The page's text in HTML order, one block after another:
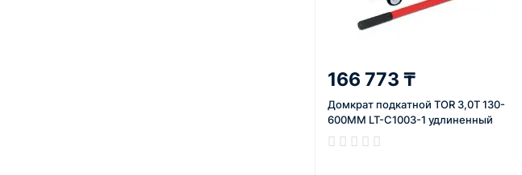
166 773 ₸
Домкрат подкатной TOR 3,0Т 130-
600MM LT-C1003-1 удлиненный